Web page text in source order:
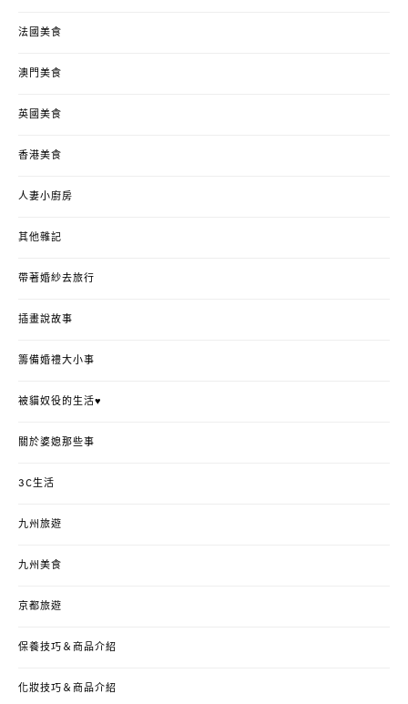
法國美食
澳門美食
英國美食
香港美食
人妻小廚房
其他雜記
帶著婚紗去旅行
插畫說故事
籌備婚禮大小事
被貓奴役的生活♥
關於婆媳那些事
3C生活
九州旅遊
九州美食
京都旅遊
保養技巧＆商品介紹
化妝技巧＆商品介紹